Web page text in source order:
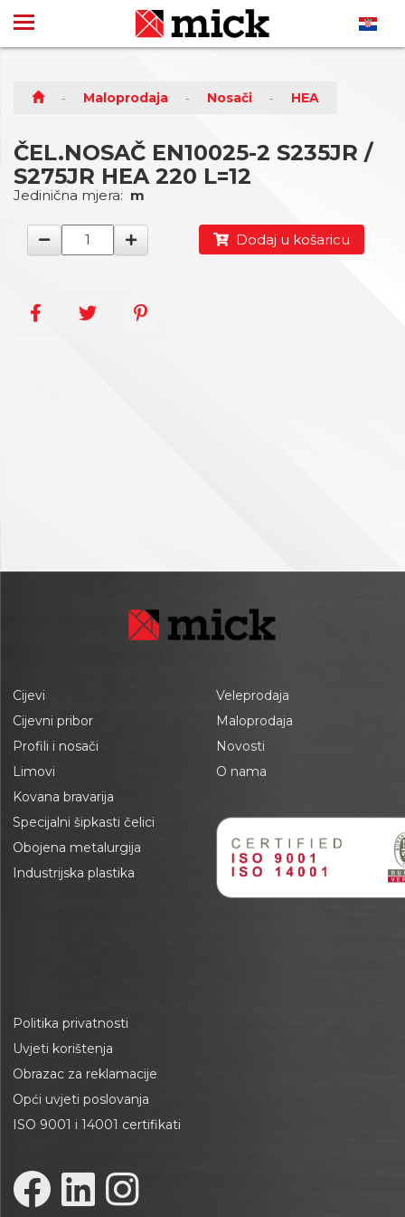
Maloprodaja Nosači HEA
ČEL.NOSAČ EN10025-2 S235JR /
S275JR HEA 220 L=12
Jedinična mjera: m
Dodaj u košaricu
Cijevi
Cijevni pribor
Profili i nosači
Limovi
Kovana bravarija
Specijalni šipkasti čelici
Obojena metalurgija
Industrijska plastika
Veleprodaja
Maloprodaja
Novosti
O nama
Politika privatnosti
Uvjeti korištenja
Obrazac za reklamacije
Opći uvjeti poslovanja
ISO 9001 i 14001 certifikati